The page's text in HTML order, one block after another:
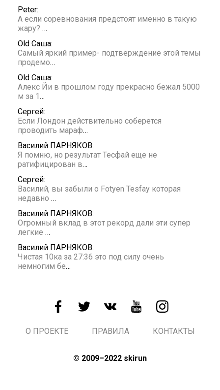
Peter:
А если соревнования предстоят именно в такую
жару? …
Old Саша:
Самый яркий пример- подтверждение этой темы
продемо…
Old Саша:
Алекс Йи в прошлом году прекрасно бежал 5000
м за 1 …
Сергей:
Если Лондон действительно соберется
проводить мараф…
Василий ПАРНЯКОВ:
Я помню, но результат Тесфай еще не
ратифицирован в…
Сергей:
Василий, вы забыли о Fotyen Tesfay которая
недавно …
Василий ПАРНЯКОВ:
Огромный вклад в этот рекорд дали эти супер
легкие …
Василий ПАРНЯКОВ:
Чистая 10ка за 27:36 это под силу очень
немногим бе…
О ПРОЕКТЕ ПРАВИЛА КОНТАКТЫ
© 2009–2022 skirun